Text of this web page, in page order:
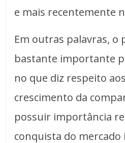
e mais recentemente
Em outras palavras, o
bastante importante
no que diz respeito
crescimento da
possuir importância
conquista do